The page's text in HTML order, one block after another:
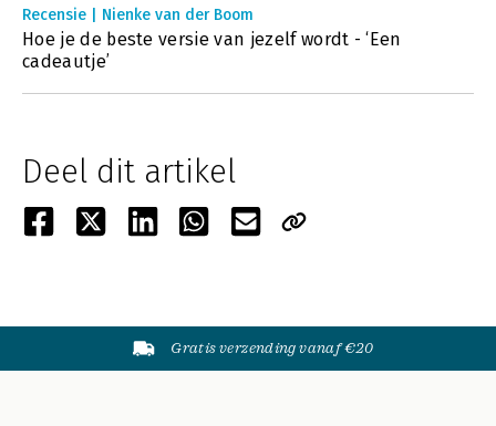
Recensie | Nienke van der Boom
Hoe je de beste versie van jezelf wordt - ‘Een
cadeautje’
Deel dit artikel
Gratis verzending vanaf €20